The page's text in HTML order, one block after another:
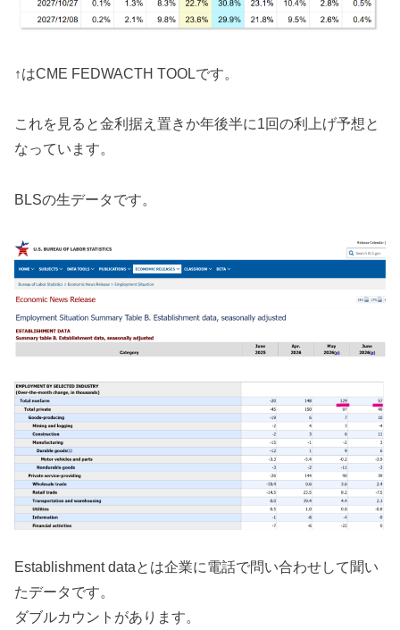
↑はCME FEDWACTH TOOLです。
これを見ると金利据え置きか年後半に1回の利上げ予想と
なっています。
BLSの生データです。
Establishment dataとは企業に電話で問い合わせして聞い
たデータです。
ダブルカウントがあります。